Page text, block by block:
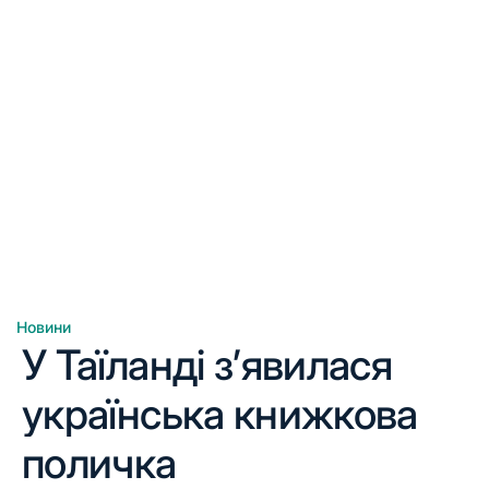
Опублікувати
Новини
У Таїланді з’явилася
українська книжкова
поличка